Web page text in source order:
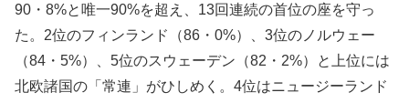
90・8%と唯一90%を超え、13回連続の首位の座を守っ
た。2位のフィンランド（86・0%）、3位のノルウェー
（84・5%）、5位のスウェーデン（82・2%）と上位には
北欧諸国の「常連」がひしめく。4位はニュージーランド